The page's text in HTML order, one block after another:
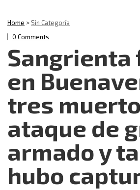
Home > Sin Categoría
0 Comments
Sangrienta
en
tres
ataque de
armado y
hubo